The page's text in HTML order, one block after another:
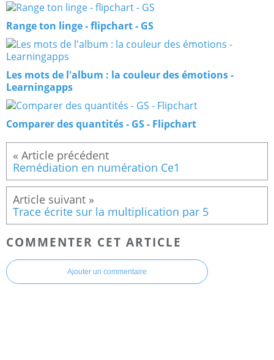
Range ton linge - flipchart - GS
Les mots de l'album : la couleur des émotions -
Learningapps
Comparer des quantités - GS - Flipchart
Remédiation en numération Ce1
Trace écrite sur la multiplication par 5
COMMENTER CET ARTICLE
Ajouter un commentaire